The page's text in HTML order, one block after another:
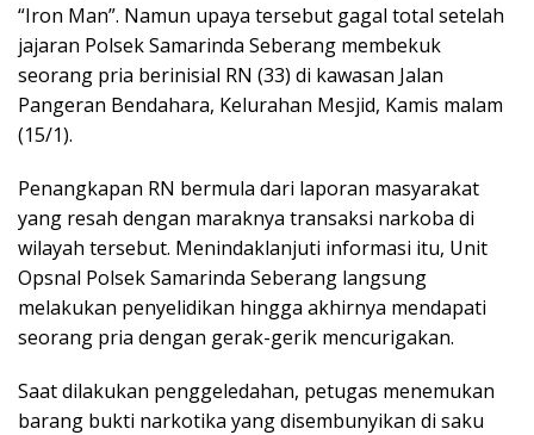
“Iron Man”. Namun upaya tersebut gagal total setelah
jajaran Polsek Samarinda Seberang membekuk
seorang pria berinisial RN (33) di kawasan Jalan
Pangeran Bendahara, Kelurahan Mesjid, Kamis malam
(15/1).
Penangkapan RN bermula dari laporan masyarakat
yang resah dengan maraknya transaksi narkoba di
wilayah tersebut. Menindaklanjuti informasi itu, Unit
Opsnal Polsek Samarinda Seberang langsung
melakukan penyelidikan hingga akhirnya mendapati
seorang pria dengan gerak-gerik mencurigakan.
Saat dilakukan penggeledahan, petugas menemukan
barang bukti narkotika yang disembunyikan di saku